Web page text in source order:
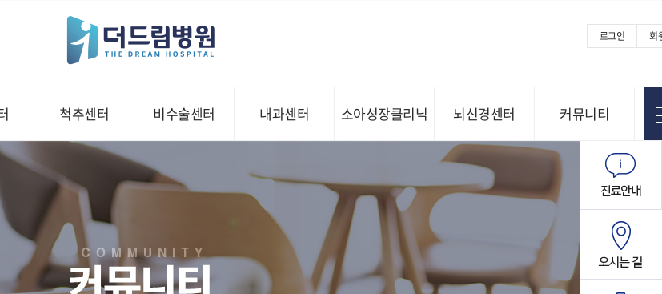
로그인 회
척추센터 비수술센터 내과센터 소아성장클리닉 뇌신경센터 커뮤니티